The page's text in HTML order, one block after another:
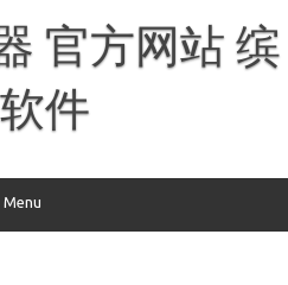
官方网站 缤
件
Menu